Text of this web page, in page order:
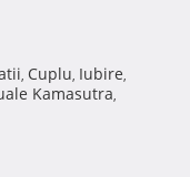
, Cuplu, Iubire,
Kamasutra,